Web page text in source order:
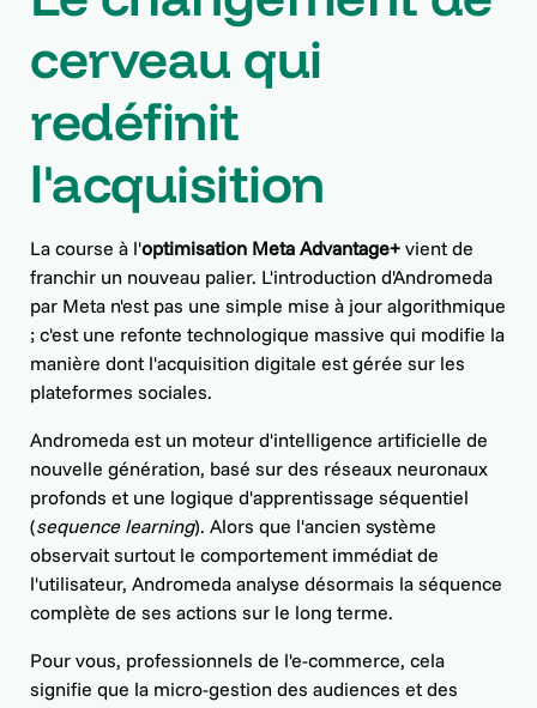
cerveau qui
redéfinit
l'acquisition
La course à l'optimisation Meta Advantage+ vient de
franchir un nouveau palier. L'introduction d'Andromeda
par Meta n'est pas une simple mise à jour algorithmique
; c'est une refonte technologique massive qui modifie la
manière dont l'acquisition digitale est gérée sur les
plateformes sociales.
Andromeda est un moteur d'intelligence artificielle de
nouvelle génération, basé sur des réseaux neuronaux
profonds et une logique d'apprentissage séquentiel
(sequence learning). Alors que l'ancien système
observait surtout le comportement immédiat de
l'utilisateur, Andromeda analyse désormais la séquence
complète de ses actions sur le long terme.
Pour vous, professionnels de l'e-commerce, cela
signifie que la micro-gestion des audiences et des